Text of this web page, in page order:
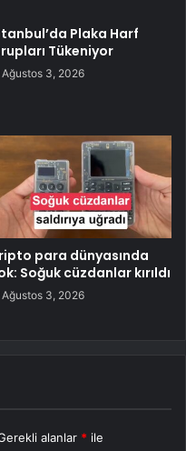
Plaka Harf
Tükeniyor
Ağustos 3, 2026
para dünyasında
Soğuk cüzdanlar kırıldı
Ağustos 3, 2026
alanlar * ile